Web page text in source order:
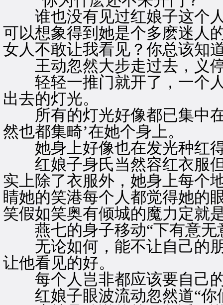
谁也没有见过红娘子这个人
可以想象得到她是个多麽迷人
女人不敢让我看见？你总该知
王动忽然大步走过去，义停
轻轻一推门就开了，一个人
出去的灯光。
所有的灯光好像都已集中在
然也都集畸’在她个身上。
她身上好像也在发光种红得
红娘子身氏当然容红衣服但
实上除了衣服外，她身上每个
睛她的笑港每个人都觉得她的
笑假如笑奥有倾城的魔力定就
燕七的身子移动“下有意无
无论如何，能不让自己的朋
让他看见的好。
每个人岂非都应该要自己
红娘子眼波流动忽然道“你